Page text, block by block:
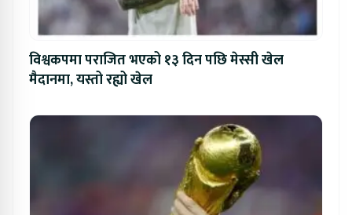
विश्वकपमा पराजित भएको १३ दिन पछि मेस्सी खेल
मैदानमा, यस्तो रह्यो खेल